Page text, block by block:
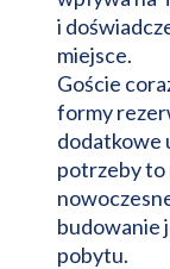
i
miejsce.
Goście
formy
dodatkowe
potrzeby to
budowanie
pobytu.